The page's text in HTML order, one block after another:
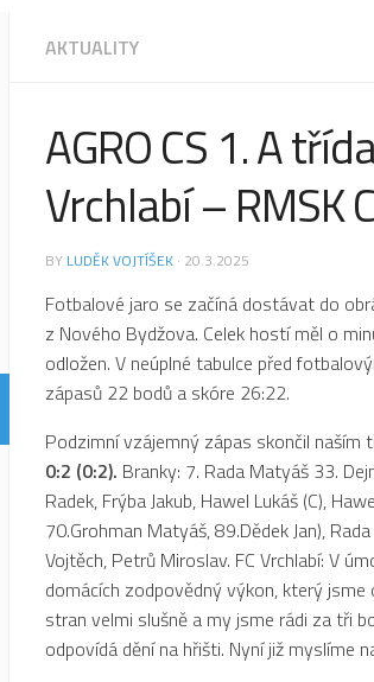
AKTUALITY
AGRO CS 1. A
Vrchlabí – RMSK
BY LUDĚK VOJTÍŠEK · 20.3.2025
Fotbalové jaro se začíná dostávat do
z Nového Bydžova. Celek hostí měl o
odložen. V neúplné tabulce před
zápasů 22 bodů a skóre 26:22.
Podzimní vzájemný zápas skončil naším
0:2 (0:2). Branky: 7. Rada Matyáš 33.
Radek, Frýba Jakub, Hawel Lukáš (C),
70.Grohman Matyáš, 89.Dědek Jan),
Vojtěch, Petrů Miroslav. FC Vrchlabí: V
domácích zodpovědný výkon, který
stran velmi slušně a my jsme rádi za tři
odpovídá dění na hřišti. Nyní již myslíme